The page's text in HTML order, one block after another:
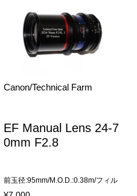
Canon/Technical Farm
EF Manual Lens 24-7
0mm F2.8
前玉径:95mm/M.O.D.:0.38m/フィル